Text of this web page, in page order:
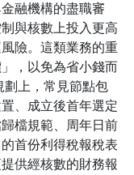
融機構的盡職審
與核數上投入更高
險。這類業務的重
，以免為省小錢而
劃上，常見節點包
、成立後首年選定
檔規範、周年日前
首份利得稅報稅表
供經核數的財務報